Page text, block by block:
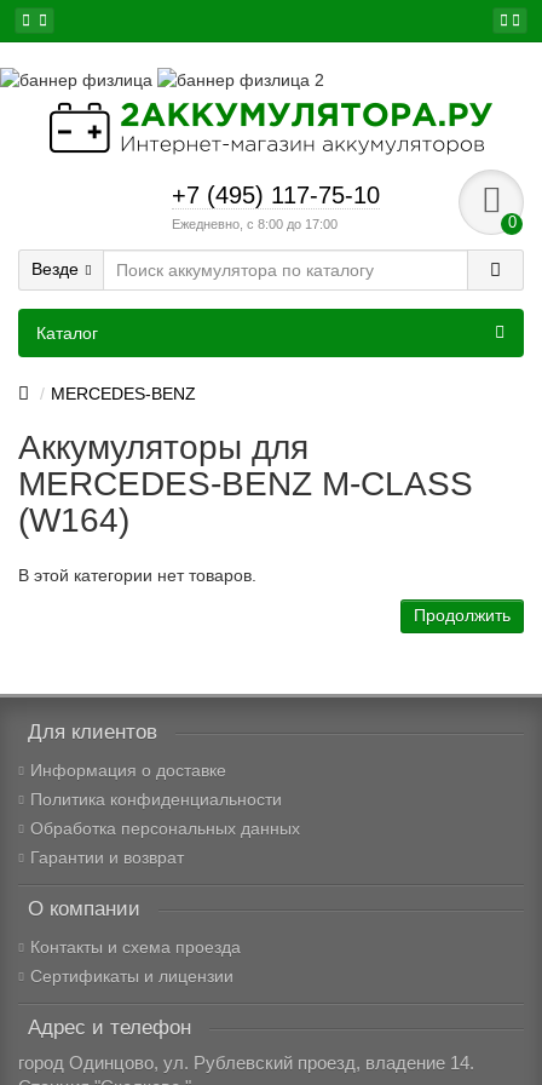
+7 (495) 117-75-10
Ежедневно, с 8:00 до 17:00 0
Везде
Каталог
MERCEDES-BENZ
Аккумуляторы для
MERCEDES-BENZ M-CLASS
(W164)
В этой категории нет товаров.
Продолжить
Для клиентов
Информация о доставке
Политика конфиденциальности
Обработка персональных данных
Гарантии и возврат
О компании
Контакты и схема проезда
Сертификаты и лицензии
Адрес и телефон
город Одинцово, ул. Рублевский проезд, владение 14.